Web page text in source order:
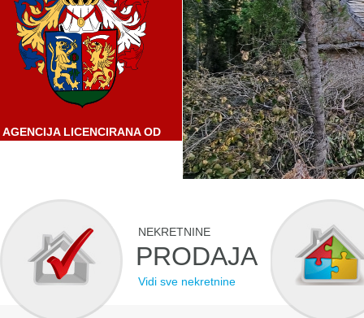
AGENCIJA LICENCIRANA OD
STRANE HRVATSKE
NEKRETNINE
PRODAJA
Vidi sve nekretnine